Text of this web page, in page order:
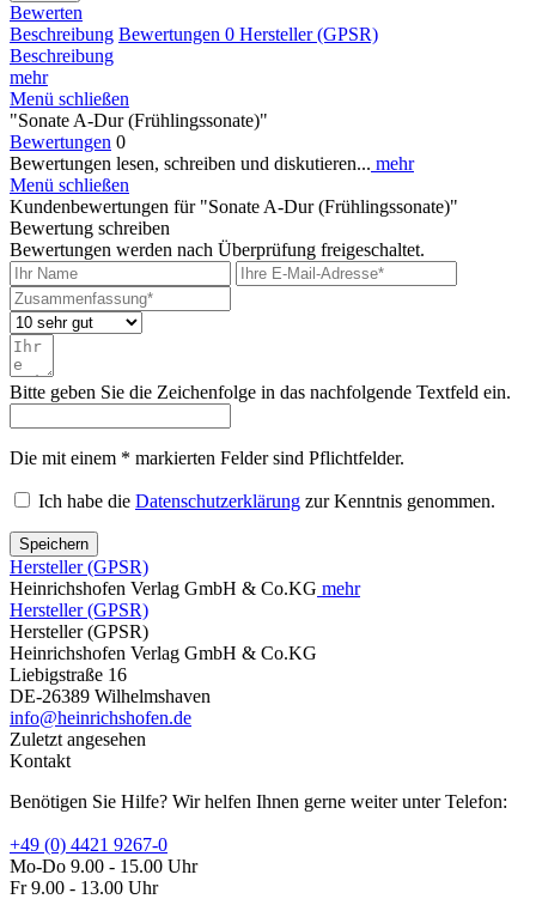
Bewerten
Beschreibung Bewertungen 0 Hersteller (GPSR)
Beschreibung
mehr
Menü schließen
"Sonate A-Dur (Frühlingssonate)"
Bewertungen 0
Bewertungen lesen, schreiben und diskutieren... mehr
Menü schließen
Kundenbewertungen für "Sonate A-Dur (Frühlingssonate)"
Bewertung schreiben
Bewertungen werden nach Überprüfung freigeschaltet.
Bitte geben Sie die Zeichenfolge in das nachfolgende Textfeld ein.
Die mit einem * markierten Felder sind Pflichtfelder.
Ich habe die Datenschutzerklärung zur Kenntnis genommen.
Speichern
Hersteller (GPSR)
Heinrichshofen Verlag GmbH & Co.KG mehr
Hersteller (GPSR)
Hersteller (GPSR)
Heinrichshofen Verlag GmbH & Co.KG
Liebigstraße 16
DE-26389 Wilhelmshaven
info@heinrichshofen.de
Zuletzt angesehen
Kontakt
Benötigen Sie Hilfe? Wir helfen Ihnen gerne weiter unter Telefon:
+49 (0) 4421 9267-0
Mo-Do 9.00 - 15.00 Uhr
Fr 9.00 - 13.00 Uhr